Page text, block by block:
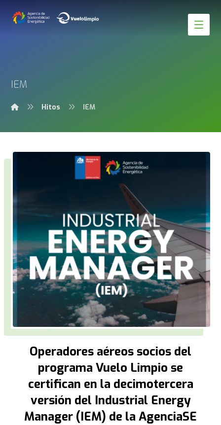
IEM
Hitos IEM
Operadores aéreos socios del
programa Vuelo Limpio se
certifican en la decimotercera
versión del Industrial Energy
Manager (IEM) de la AgenciaSE